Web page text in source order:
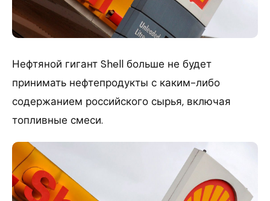
Нефтяной гигант Shell больше не будет
принимать нефтепродукты с каким-либо
содержанием российского сырья, включая
топливные смеси.